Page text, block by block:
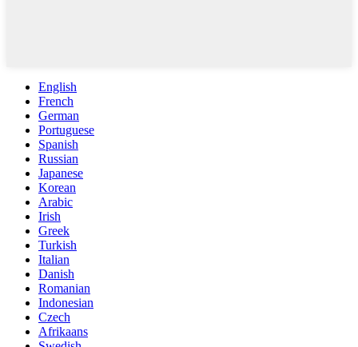
English
French
German
Portuguese
Spanish
Russian
Japanese
Korean
Arabic
Irish
Greek
Turkish
Italian
Danish
Romanian
Indonesian
Czech
Afrikaans